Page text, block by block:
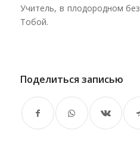
Учитель, в плодородном
Тобой.
Поделиться записью